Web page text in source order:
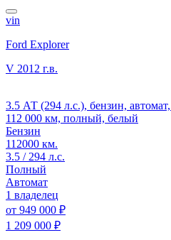
vin
Ford Explorer
V 2012 г.в.
3.5 АТ (294 л.с.), бензин,
112 000 км, полный, белый
Бензин
112000 км.
3.5 / 294 л.с.
Полный
Автомат
1 владелец
от 949 000 ₽
1 209 000 ₽